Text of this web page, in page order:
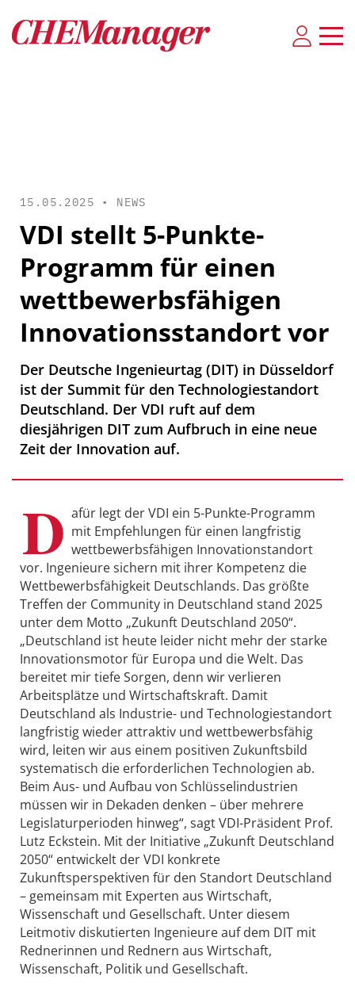
15.05.2025 • NEWS
VDI stellt 5-Punkte-
Programm für einen
wettbewerbsfähigen
Innovationsstandort vor
Der Deutsche Ingenieurtag (DIT) in Düsseldorf
ist der Summit für den Technologiestandort
Deutschland. Der VDI ruft auf dem
diesjährigen DIT zum Aufbruch in eine neue
Zeit der Innovation auf.
D afür legt der VDI ein 5-Punkte-Programm
mit Empfehlungen für einen langfristig
wettbewerbsfähigen Innovationstandort
vor. Ingenieure sichern mit ihrer Kompetenz die
Wettbewerbsfähigkeit Deutschlands. Das größte
Treffen der Community in Deutschland stand 2025
unter dem Motto „Zukunft Deutschland 2050“.
„Deutschland ist heute leider nicht mehr der starke
Innovationsmotor für Europa und die Welt. Das
bereitet mir tiefe Sorgen, denn wir verlieren
Arbeitsplätze und Wirtschaftskraft. Damit
Deutschland als Industrie- und Technologiestandort
langfristig wieder attraktiv und wettbewerbsfähig
wird, leiten wir aus einem positiven Zukunftsbild
systematisch die erforderlichen Technologien ab.
Beim Aus- und Aufbau von Schlüsselindustrien
müssen wir in Dekaden denken – über mehrere
Legislaturperioden hinweg“, sagt VDI-Präsident Prof.
Lutz Eckstein. Mit der Initiative „Zukunft Deutschland
2050“ entwickelt der VDI konkrete
Zukunftsperspektiven für den Standort Deutschland
– gemeinsam mit Experten aus Wirtschaft,
Wissenschaft und Gesellschaft. Unter diesem
Leitmotiv diskutierten Ingenieure auf dem DIT mit
Rednerinnen und Rednern aus Wirtschaft,
Wissenschaft, Politik und Gesellschaft.